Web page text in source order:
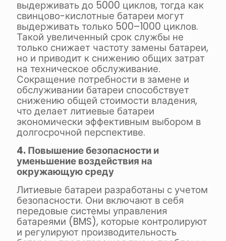
выдерживать до 5000 циклов, тогда как
свинцово-кислотные батареи могут
выдерживать только 500–1000 циклов.
Такой увеличенный срок службы не
только снижает частоту замены батареи,
но и приводит к снижению общих затрат
на техническое обслуживание.
Сокращение потребности в замене и
обслуживании батареи способствует
снижению общей стоимости владения,
что делает литиевые батареи
экономически эффективным выбором в
долгосрочной перспективе.
4. Повышение безопасности и
уменьшение воздействия на
окружающую среду
Литиевые батареи разработаны с учетом
безопасности. Они включают в себя
передовые системы управления
батареями (BMS), которые контролируют
и регулируют производительность